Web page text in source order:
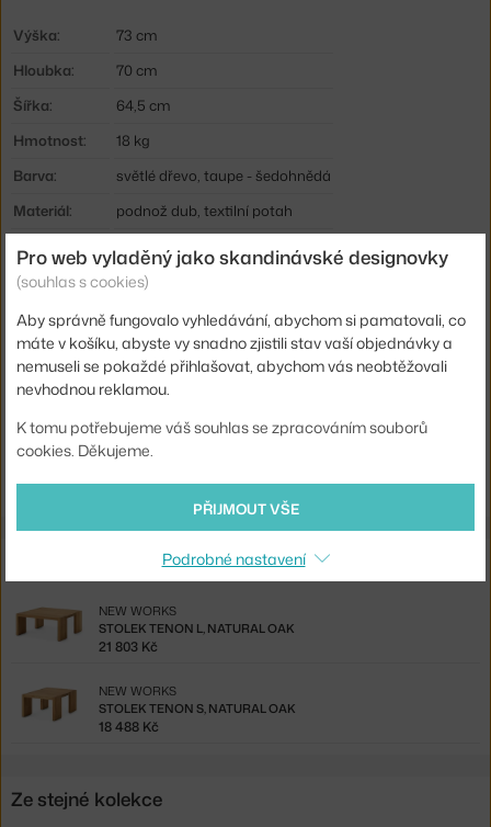
Výška:
73 cm
Hloubka:
70 cm
Šířka:
64,5 cm
Hmotnost:
18 kg
Barva:
světlé dřevo, taupe - šedohnědá
Materiál:
podnož dub, textilní potah
Sedák:
čalouněný
Podnož:
dřevo
Kód produktu
NWK-43010RORU010
EAN
5712826430996
Ruskin Quill
Shopping from the EU? Switch to
Související produkty
STOLEK TENON L, NATURAL OAK
NEW WORKS
21 803 Kč
STOLEK TENON S, NATURAL OAK
NEW WORKS
18 488 Kč
Ze stejné kolekce
Pro web vyladěný jako skandinávské designovky
(souhlas s cookies)
Aby správně fungovalo vyhledávání, abychom si pamatovali, co
máte v košíku, abyste vy snadno zjistili stav vaší objednávky a
nemuseli se pokaždé přihlašovat, abychom vás neobtěžovali
nevhodnou reklamou.
K tomu potřebujeme váš souhlas se zpracováním souborů
cookies. Děkujeme.
PŘIJMOUT VŠE
Podrobné nastavení